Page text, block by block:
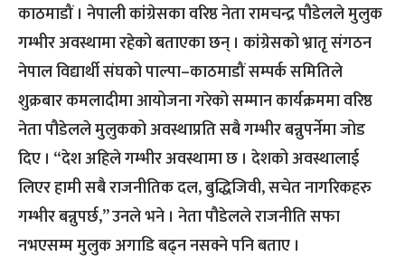
काठमाडौं । नेपाली कांग्रेसका वरिष्ठ नेता रामचन्द्र पौडेलले मुलुक
गम्भीर अवस्थामा रहेको बताएका छन् । कांग्रेसको भ्रातृ संगठन
नेपाल विद्यार्थी संघको पाल्पा–काठमाडौं सम्पर्क समितिले
शुक्रबार कमलादीमा आयोजना गरेको सम्मान कार्यक्रममा वरिष्ठ
नेता पौडेलले मुलुकको अवस्थाप्रति सबै गम्भीर बन्नुपर्नेमा जोड
दिए । “देश अहिले गम्भीर अवस्थामा छ । देशको अवस्थालाई
लिएर हामी सबै राजनीतिक दल, बुद्धिजिवी, सचेत नागरिकहरु
गम्भीर बन्नुपर्छ,” उनले भने । नेता पौडेलले राजनीति सफा
नभएसम्म मुलुक अगाडि बढ्न नसक्ने पनि बताए ।